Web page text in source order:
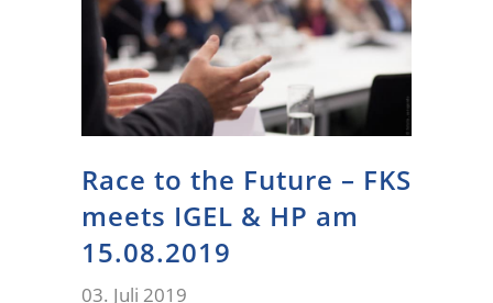
Race to the Future – FKS
meets IGEL & HP am
15.08.2019
03. Juli 2019